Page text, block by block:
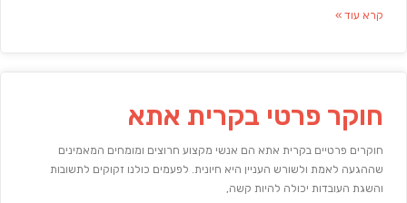
קרא עוד »
חוקר פרטי בקרית אתא
חוקרים פרטיים בקרית אתא הם אנשי מקצוע חרוצים ומומחים המאמינים
שההגעה לאמת ולשורש העניין היא חיונית. לפעמים כולנו זקוקים לתשובות
והשגת העובדות יכולה להיות קשה,